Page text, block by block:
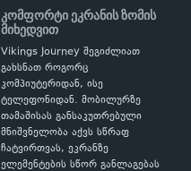
კომფორტი ეკრანის ზომის
მიხედვით
Vikings Journey შეგიძლიათ
გახსნათ როგორც
კომპიუტერიდან, ისე
ტელეფონიდან. მობილურზე
თამაშისას განსაკუთრებული
მნიშვნელობა აქვს სწრაფ
ჩატვირთვას, ეკრანზე
ელემენტების სწორ განლაგებას